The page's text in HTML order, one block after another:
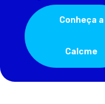
Conheça a
Calcme